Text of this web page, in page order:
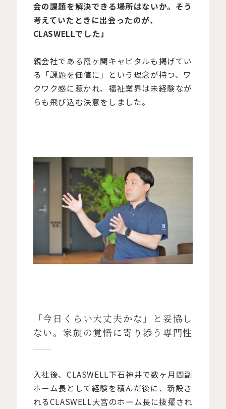
会の課題を解決できる場所はないか。そう
考えていたときに出会ったのが、
CLASWELLでした」
親会社である霞ヶ関キャピタルも掲げてい
る「課題を価値に」という理念が持つ、ワ
クワク感に惹かれ、福祉業界は未経験なが
らも飛び込む決意をしました。
「今日くらい大丈夫かな」と妥協し
ない。家族の覚悟に寄り添う専門性
入社後、CLASWELL下石神井で数ヶ月間副
ホーム長として経験を積んだ後に、新設さ
れるCLASWELL大宮のホーム長に抜擢され